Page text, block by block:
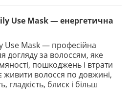
Use Mask — енергетична
Use Mask — професійна
догляду за волоссям, яке
пошкоджень і втрати
живити волосся по довжині,
гладкість, блиск і більш